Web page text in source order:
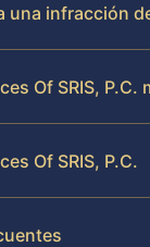
una infracción
Of SRIS,
Of SRIS, P.C.